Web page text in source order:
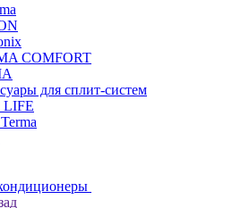
COMFORT
для сплит-систем
LIFE